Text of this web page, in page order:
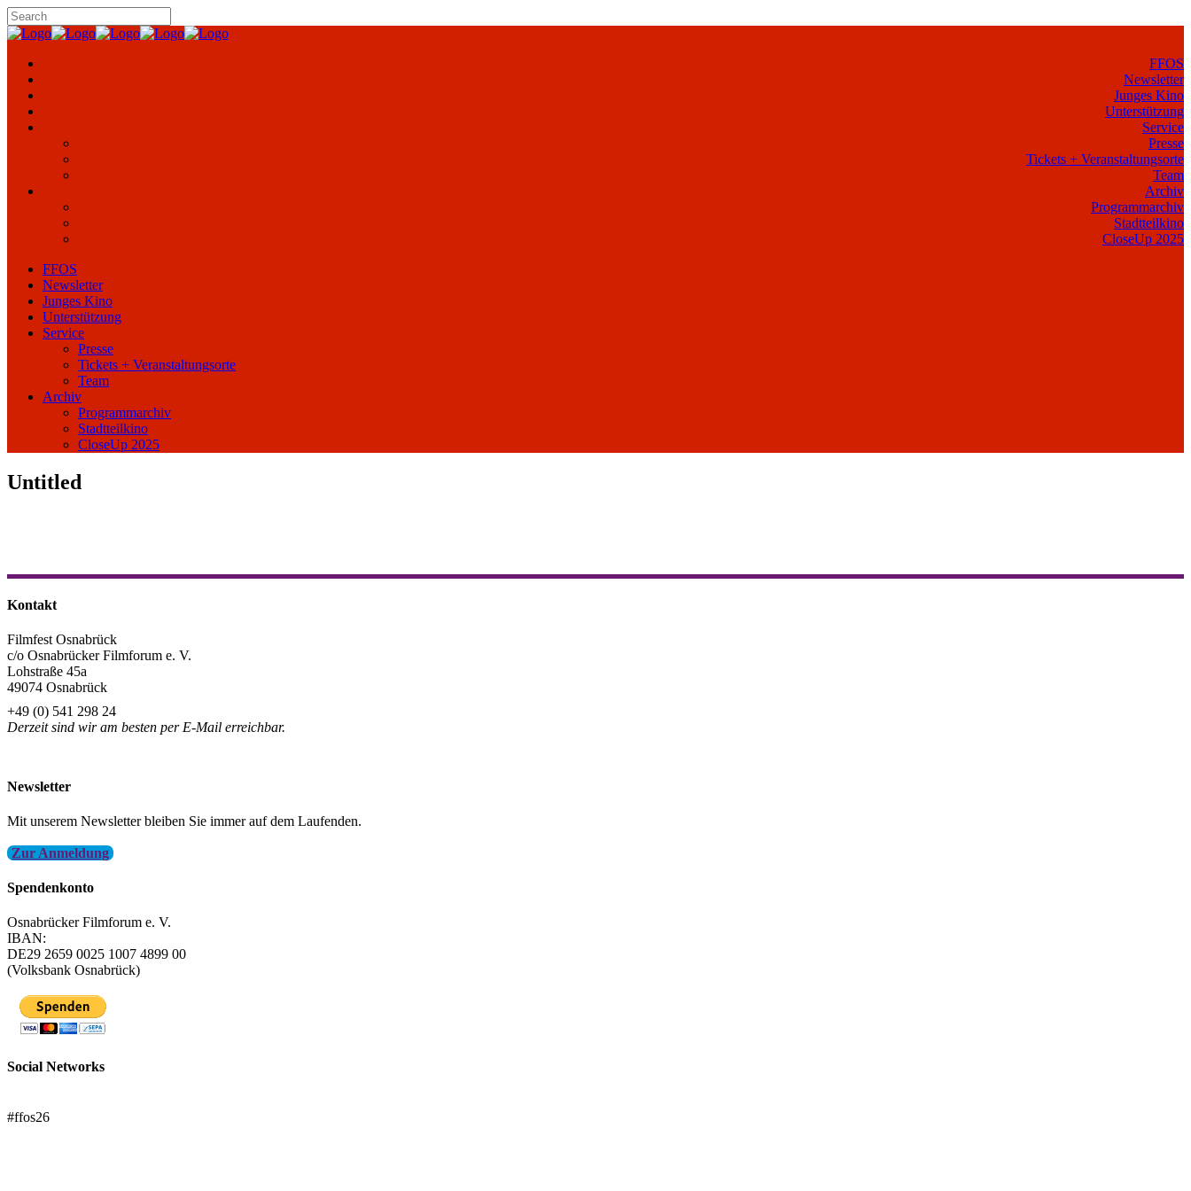
FFOS
Newsletter
Junges Kino
Unterstützung
Service
Presse
Tickets + Veranstaltungsorte
Team
Archiv
Programmarchiv
Stadtteilkino
CloseUp 2025
FFOS
Newsletter
Junges Kino
Unterstützung
Service
Presse
Tickets + Veranstaltungsorte
Team
Archiv
Programmarchiv
Stadtteilkino
CloseUp 2025
Untitled
Kontakt
Filmfest Osnabrück
c/o Osnabrücker Filmforum e. V.
Lohstraße 45a
49074 Osnabrück
+49 (0) 541 298 24
Derzeit sind wir am besten per E-Mail erreichbar.
Newsletter
Mit unserem Newsletter bleiben Sie immer auf dem Laufenden.
Zur Anmeldung
Spendenkonto
Osnabrücker Filmforum e. V.
IBAN:
DE29 2659 0025 1007 4899 00
(Volksbank Osnabrück)
Social Networks
#ffos26